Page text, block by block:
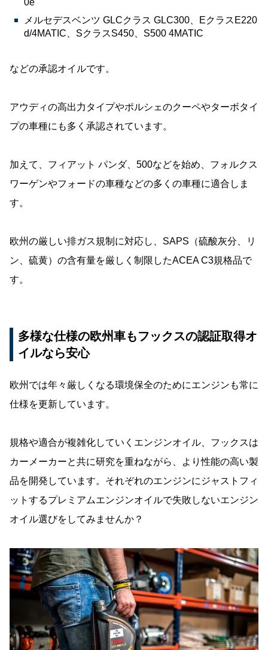
0e
メルセデスベンツ GLCクラス GLC300、EクラスE220
d/4MATIC、SクラスS450、S500 4MATIC
などの承認オイルです。
アウディの高出力タイプやポルシェのクーペやターボタイ
プの車種にも多く承認されています。
加えて、フィアット パンダ、500などを始め、フォルクス
ワーゲンやフォードの車種などの多くの車種に適合しま
す。
欧州の厳しい排ガス規制に対応し、SAPS（硫酸灰分、リ
ン、硫黄）の含有量を厳しく制限したACEA C3規格品で
す。
多様な仕様の欧州車もフックスの認証取得オ
イルなら安心
欧州では年々厳しくなる環境保全のためにエンジンも常に
仕様を更新しています。
規格や適合が複雑化していくエンジンオイル、フックスは
カーメーカーと共に研究を重ねながら、より性能の高い製
品を開発しています。それぞれのエンジンにジャストフィ
ットするプレミアムエンジンオイルで失敗しないエンジン
オイル選びをしてみませんか？